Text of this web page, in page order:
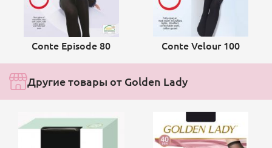
Conte Episode 80 Conte Velour 100
Другие товары от Golden Lady